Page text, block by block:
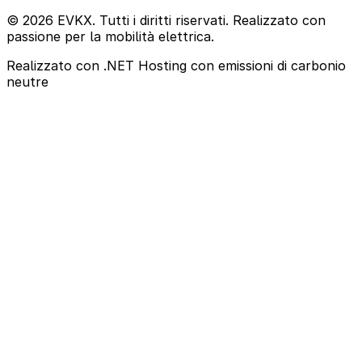
© 2026 EVKX. Tutti i diritti riservati. Realizzato con
passione per la mobilità elettrica.
Realizzato con .NET Hosting con emissioni di carbonio
neutre